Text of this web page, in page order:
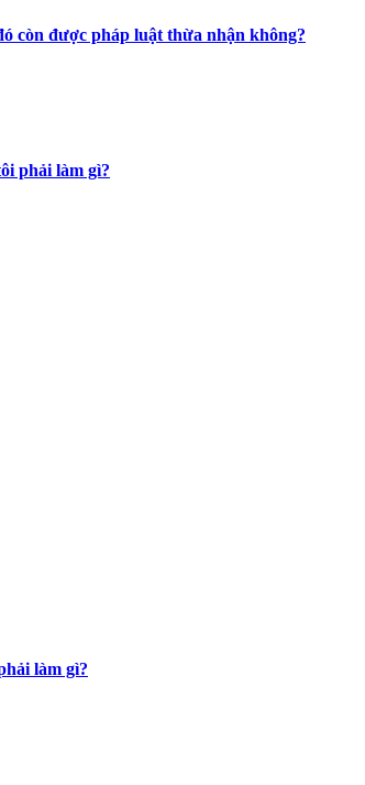
còn được pháp luật thừa nhận không?
phải làm gì?
làm gì?